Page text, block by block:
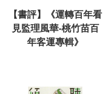
【書評】《運轉百年看
見監理風華-桃竹苗百
年客運專輯》